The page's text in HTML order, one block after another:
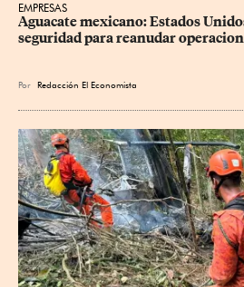
EMPRESAS
Aguacate mexicano: Estados
seguridad para reanudar
Por Redacción El Economista